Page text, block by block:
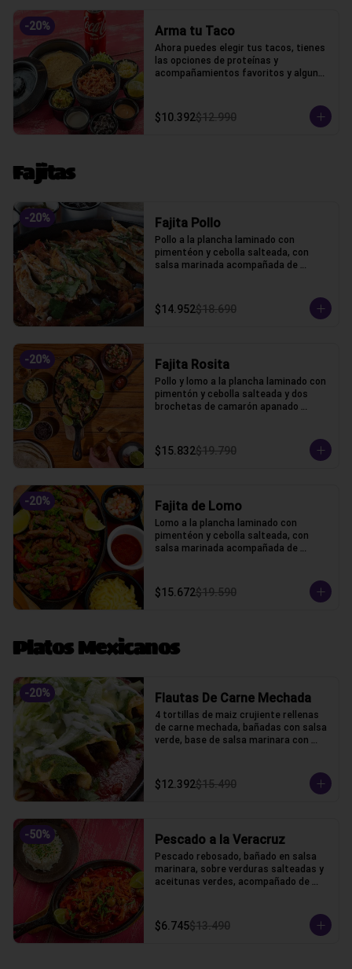
-20% Arma tu Taco
Ahora puedes elegir tus tacos, tienes
las opciones de proteínas y
acompañamientos favoritos y algunos
$10.392$12.990
Fajitas
-20% Fajita Pollo
Pollo a la plancha laminado con
pimentéon y cebolla salteada, con
salsa marinada acompañada de
$14.952$18.690
-20% Fajita Rosita
Pollo y lomo a la plancha laminado con
pimentón y cebolla salteada y dos
brochetas de camarón apanado
trigo.
$15.832$19.790
-20% Fajita de Lomo
Lomo a la plancha laminado con
pimentéon y cebolla salteada, con
salsa marinada acompañada de
$15.672$19.590
Platos Mexicanos
-20% Flautas De Carne Mechada
4 tortillas de maiz crujiente rellenas
de carne mechada, bañadas con salsa
verde, base de salsa marinara con
$12.392$15.490
-50% Pescado a la Veracruz
Pescado rebosado, bañado en salsa
marinara, sobre verduras salteadas y
aceitunas verdes, acompañado de
$6.745$13.490